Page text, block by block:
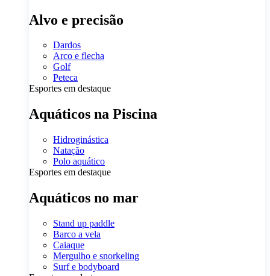
Alvo e precisão
Dardos
Arco e flecha
Golf
Peteca
Esportes em destaque
Aquáticos na Piscina
Hidroginástica
Natação
Polo aquático
Esportes em destaque
Aquáticos no mar
Stand up paddle
Barco a vela
Caiaque
Mergulho e snorkeling
Surf e bodyboard